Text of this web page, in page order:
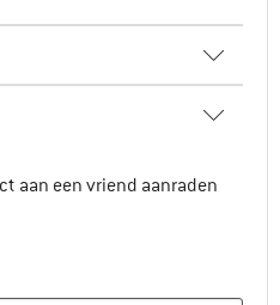
aan een vriend aanraden